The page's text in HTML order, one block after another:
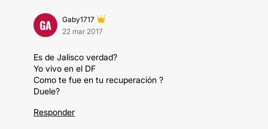
GA
Gaby1717
22 mar 2017
Es de Jalisco verdad?
Yo vivo en el DF
Como te fue en tu recuperación ?
Duele?
Responder